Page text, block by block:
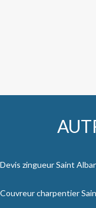
Devis zingueur Saint
Couvreur charpentier